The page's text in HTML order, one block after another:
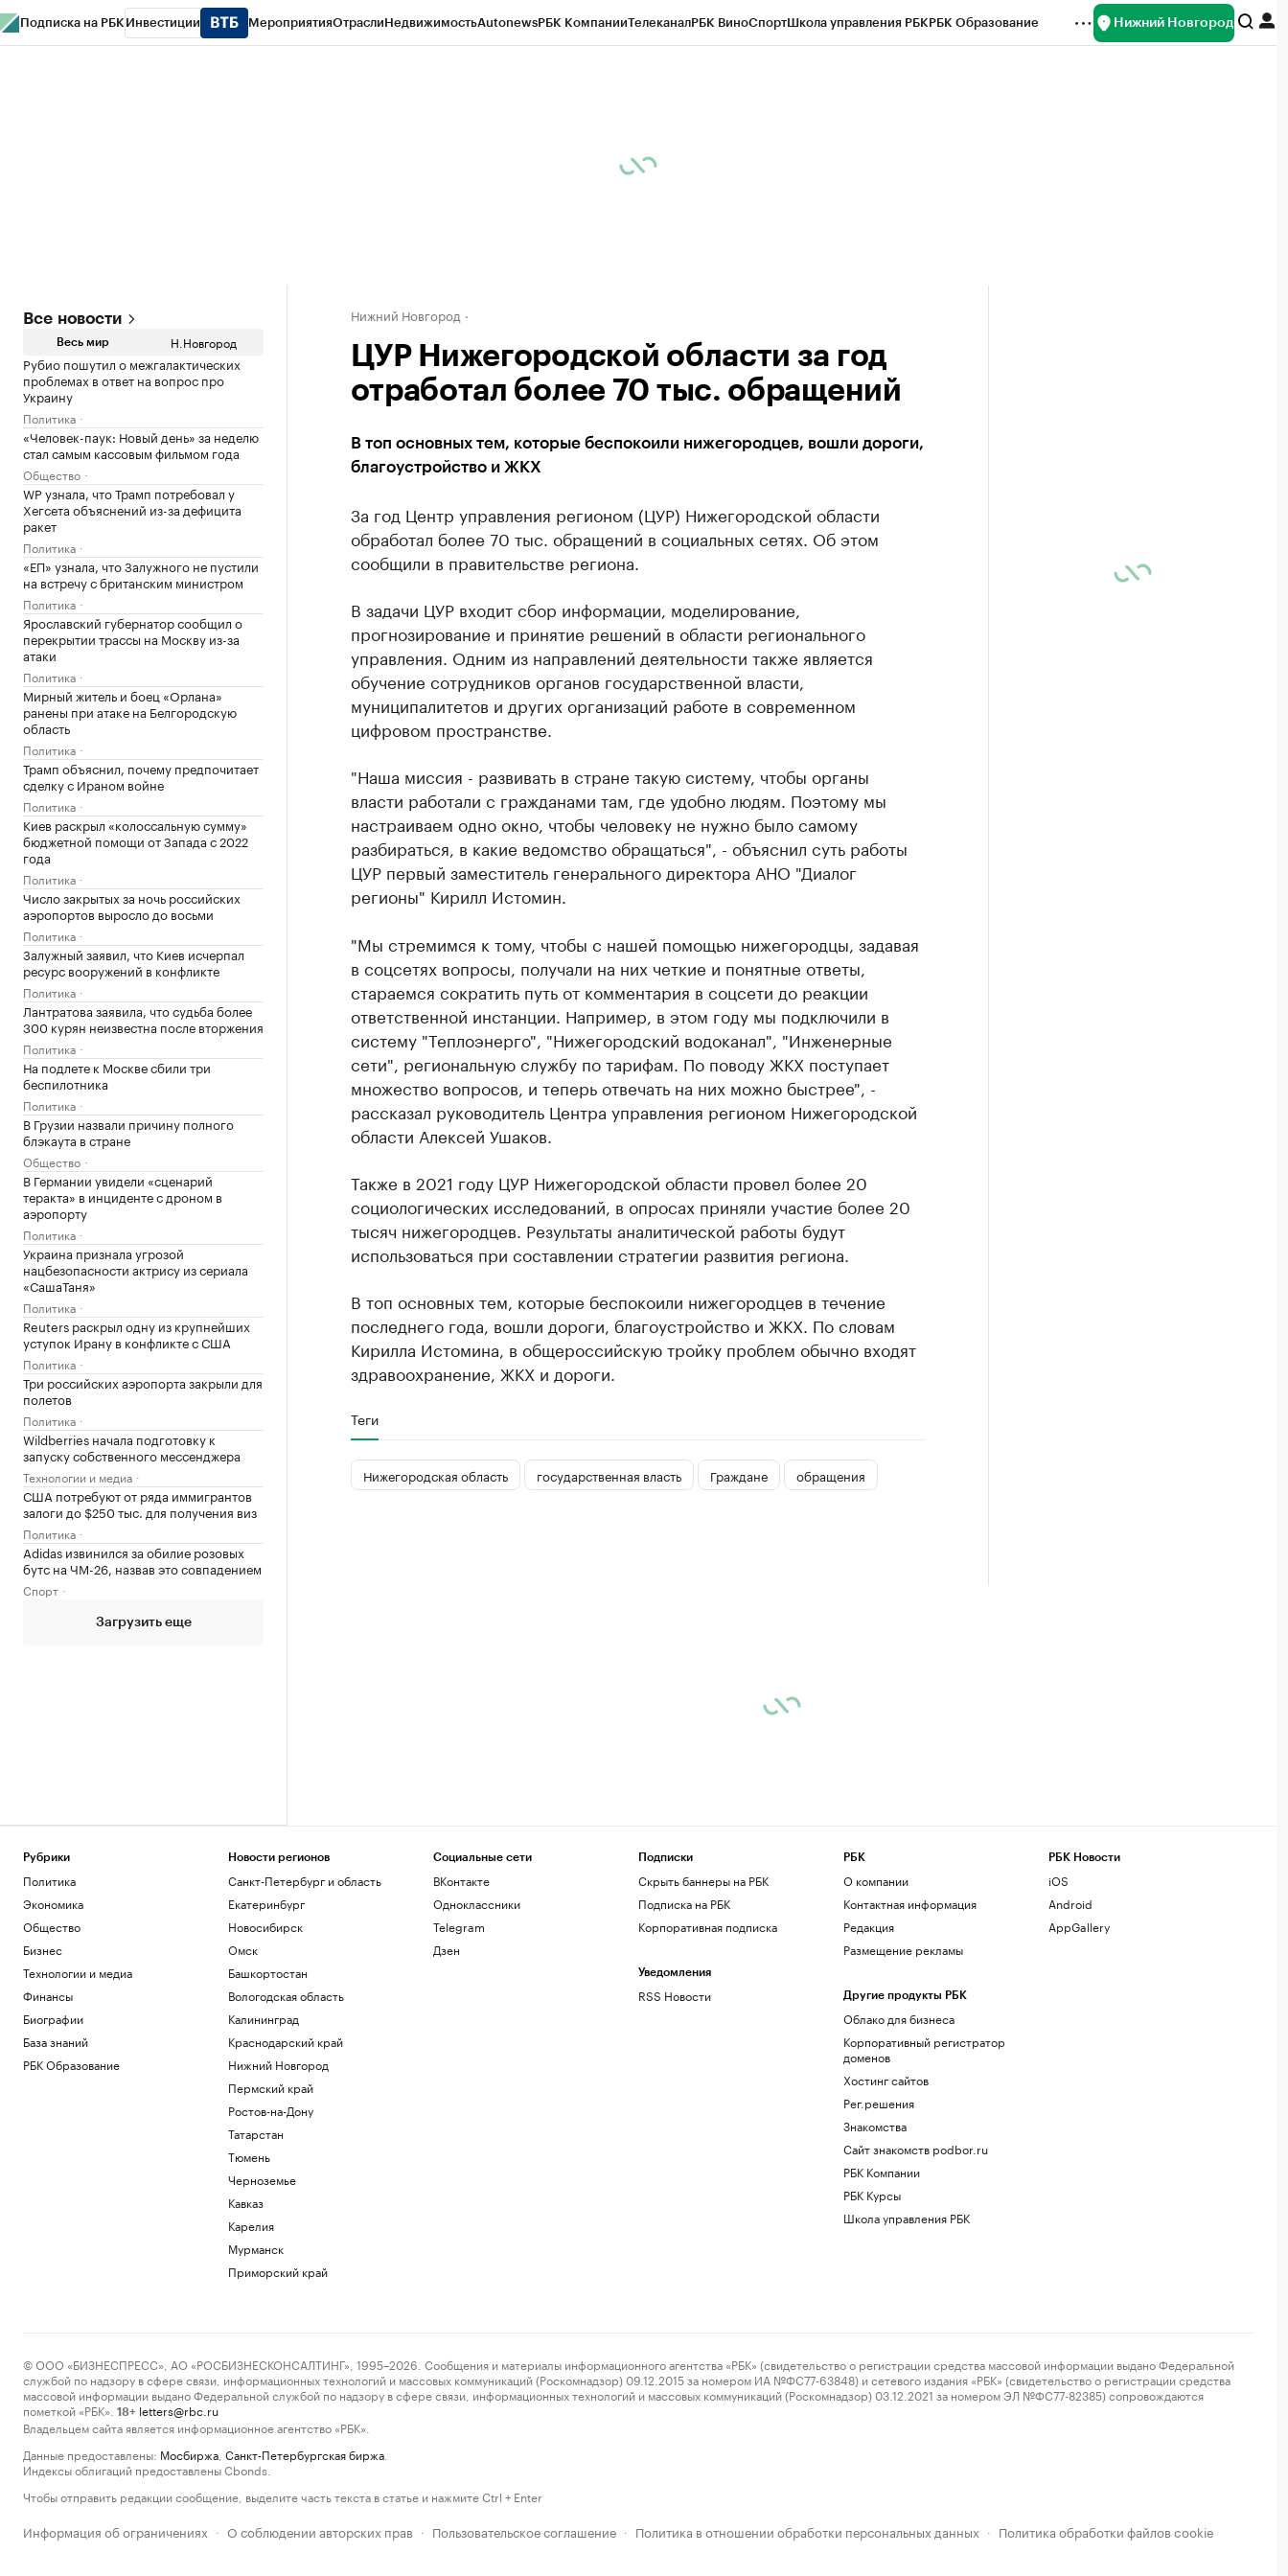
Подписка на РБК Инвестиции МероприятияОтраслиНедвижимостьAutonewsРБК КомпанииТелеканалРБК ВиноСпортШкола управления РБКРБК Образование Нижний Новгород
Все новости
Весь мир Н.Новгород
Рубио пошутил о межгалактических
проблемах в ответ на вопрос про
Украину
Политика
«Человек-паук: Новый день» за неделю
стал самым кассовым фильмом года
Общество
WP узнала, что Трамп потребовал у
Хегсета объяснений из-за дефицита
ракет
Политика
«ЕП» узнала, что Залужного не пустили
на встречу с британским министром
Политика
Ярославский губернатор сообщил о
перекрытии трассы на Москву из-за
атаки
Политика
Мирный житель и боец «Орлана»
ранены при атаке на Белгородскую
область
Политика
Трамп объяснил, почему предпочитает
сделку с Ираном войне
Политика
Киев раскрыл «колоссальную сумму»
бюджетной помощи от Запада с 2022
года
Политика
Число закрытых за ночь российских
аэропортов выросло до восьми
Политика
Залужный заявил, что Киев исчерпал
ресурс вооружений в конфликте
Политика
Лантратова заявила, что судьба более
300 курян неизвестна после вторжения
Политика
На подлете к Москве сбили три
беспилотника
Политика
В Грузии назвали причину полного
блэкаута в стране
Общество
В Германии увидели «сценарий
теракта» в инциденте с дроном в
аэропорту
Политика
Украина признала угрозой
нацбезопасности актрису из сериала
«СашаТаня»
Политика
Reuters раскрыл одну из крупнейших
уступок Ирану в конфликте с США
Политика
Три российских аэропорта закрыли для
полетов
Политика
Wildberries начала подготовку к
запуску собственного мессенджера
Технологии и медиа
США потребуют от ряда иммигрантов
залоги до $250 тыс. для получения виз
Политика
Adidas извинился за обилие розовых
бутс на ЧМ-26, назвав это совпадением
Спорт
Загрузить еще
Нижний Новгород
ЦУР Нижегородской области за год
отработал более 70 тыс. обращений
В топ основных тем, которые беспокоили нижегородцев, вошли дороги,
благоустройство и ЖКХ
За год Центр управления регионом (ЦУР) Нижегородской области
обработал более 70 тыс. обращений в социальных сетях. Об этом
сообщили в правительстве региона.
В задачи ЦУР входит сбор информации, моделирование,
прогнозирование и принятие решений в области регионального
управления. Одним из направлений деятельности также является
обучение сотрудников органов государственной власти,
муниципалитетов и других организаций работе в современном
цифровом пространстве.
"Наша миссия - развивать в стране такую систему, чтобы органы
власти работали с гражданами там, где удобно людям. Поэтому мы
настраиваем одно окно, чтобы человеку не нужно было самому
разбираться, в какие ведомство обращаться", - объяснил суть работы
ЦУР первый заместитель генерального директора АНО "Диалог
регионы" Кирилл Истомин.
"Мы стремимся к тому, чтобы с нашей помощью нижегородцы, задавая
в соцсетях вопросы, получали на них четкие и понятные ответы,
стараемся сократить путь от комментария в соцсети до реакции
ответственной инстанции. Например, в этом году мы подключили в
систему "Теплоэнерго", "Нижегородский водоканал", "Инженерные
сети", региональную службу по тарифам. По поводу ЖКХ поступает
множество вопросов, и теперь отвечать на них можно быстрее", -
рассказал руководитель Центра управления регионом Нижегородской
области Алексей Ушаков.
Также в 2021 году ЦУР Нижегородской области провел более 20
социологических исследований, в опросах приняли участие более 20
тысяч нижегородцев. Результаты аналитической работы будут
использоваться при составлении стратегии развития региона.
В топ основных тем, которые беспокоили нижегородцев в течение
последнего года, вошли дороги, благоустройство и ЖКХ. По словам
Кирилла Истомина, в общероссийскую тройку проблем обычно входят
здравоохранение, ЖКХ и дороги.
Теги
Нижегородская область государственная власть Граждане обращения
Рубрики
Политика
Экономика
Общество
Бизнес
Технологии и медиа
Финансы
Биографии
База знаний
РБК Образование
Новости регионов
Санкт-Петербург и область
Екатеринбург
Новосибирск
Омск
Башкортостан
Вологодская область
Калининград
Краснодарский край
Нижний Новгород
Пермский край
Ростов-на-Дону
Татарстан
Тюмень
Черноземье
Кавказ
Карелия
Мурманск
Приморский край
Социальные сети
ВКонтакте
Одноклассники
Telegram
Дзен
Подписки
Скрыть баннеры на РБК
Подписка на РБК
Корпоративная подписка
Уведомления
RSS Новости
РБК
О компании
Контактная информация
Редакция
Размещение рекламы
Другие продукты РБК
Облако для бизнеса
Корпоративный регистратор
доменов
Хостинг сайтов
Рег.решения
Знакомства
Сайт знакомств podbor.ru
РБК Компании
РБК Курсы
Школа управления РБК
РБК Новости
iOS
Android
AppGallery
© ООО «БИЗНЕСПРЕСС», АО «РОСБИЗНЕСКОНСАЛТИНГ», 1995–2026. Сообщения и материалы информационного агентства «РБК» (свидетельство о регистрации средства массовой информации выдано Федеральной
службой по надзору в сфере связи, информационных технологий и массовых коммуникаций (Роскомнадзор) 09.12.2015 за номером ИА №ФС77-63848) и сетевого издания «РБК» (свидетельство о регистрации средства
массовой информации выдано Федеральной службой по надзору в сфере связи, информационных технологий и массовых коммуникаций (Роскомнадзор) 03.12.2021 за номером ЭЛ №ФС77-82385) сопровождаются
пометкой «РБК».
18+ letters@rbc.ru
Владельцем сайта является информационное агентство «РБК».
Данные предоставлены: Мосбиржа Санкт-Петербургская биржа
Индексы облигаций предоставлены Cbonds.
Чтобы отправить редакции сообщение, выделите часть текста в статье и нажмите Ctrl + Enter
Информация об ограничениях · О соблюдении авторских прав · Пользовательское соглашение · Политика в отношении обработки персональных данных · Политика обработки файлов cookie